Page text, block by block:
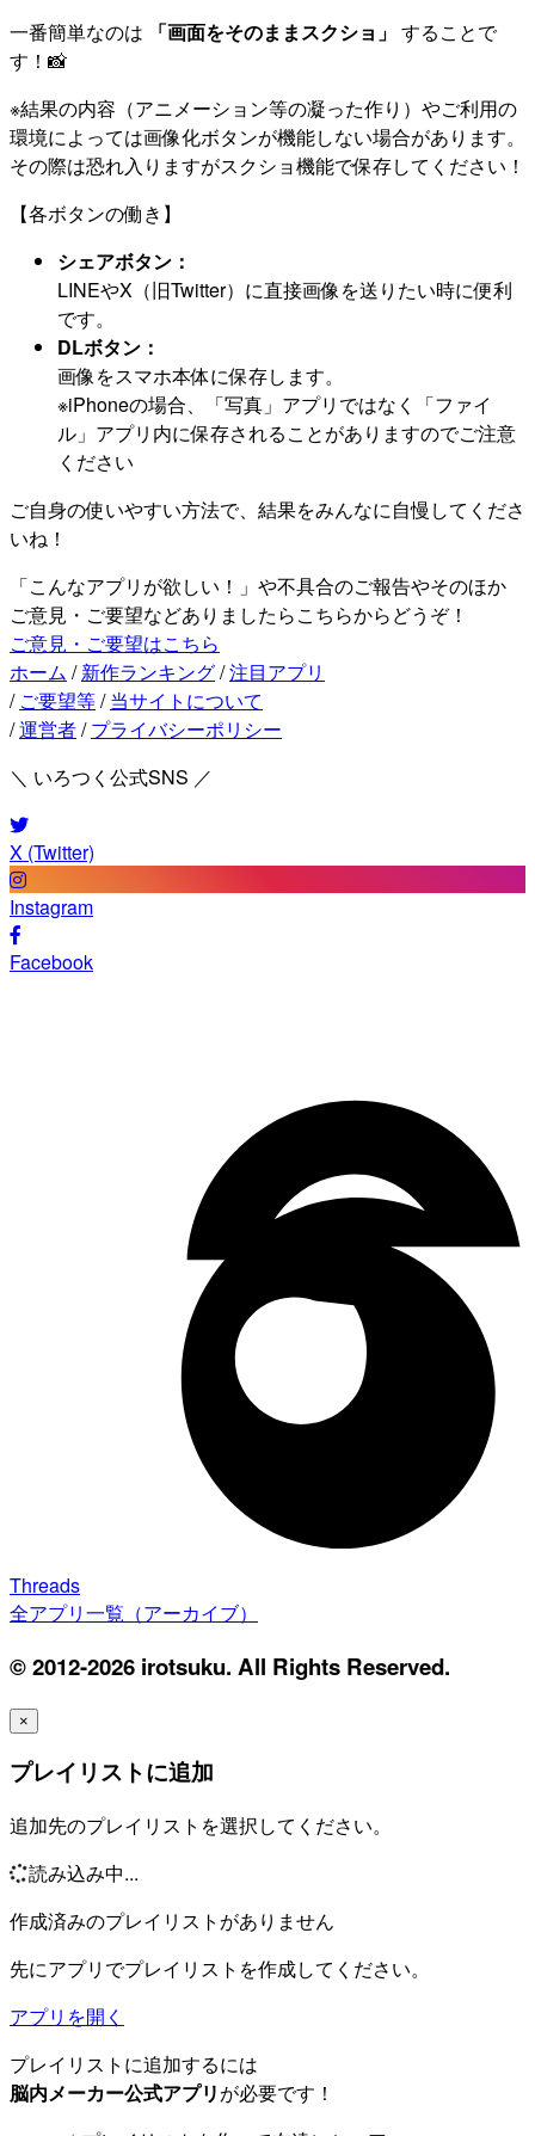
一番簡単なのは 「画面をそのままスクショ」 することで
す！📸
※結果の内容（アニメーション等の凝った作り）やご利用の
環境によっては画像化ボタンが機能しない場合があります。
その際は恐れ入りますがスクショ機能で保存してください！
【各ボタンの働き】
シェアボタン：
LINEやX（旧Twitter）に直接画像を送りたい時に便利
です。
DLボタン：
画像をスマホ本体に保存します。
※iPhoneの場合、「写真」アプリではなく「ファイ
ル」アプリ内に保存されることがありますのでご注意
ください
ご自身の使いやすい方法で、結果をみんなに自慢してくださ
いね！
「こんなアプリが欲しい！」や不具合のご報告やそのほか
ご意見・ご要望などありましたらこちらからどうぞ！
ご意見・ご要望はこちら
ホーム / 新作ランキング/注目アプリ
/ ご要望等/ 当サイトについて
/運営者/ プライバシーポリシー
＼ いろつく公式SNS ／
X (Twitter)
Instagram
Facebook
Threads
全アプリ一覧（アーカイブ）
© 2012-2026 irotsuku. All Rights Reserved.
×
プレイリストに追加
追加先のプレイリストを選択してください。
読み込み中...
作成済みのプレイリストがありません
先にアプリでプレイリストを作成してください。
アプリを開く
プレイリストに追加するには
脳内メーカー公式アプリが必要です！